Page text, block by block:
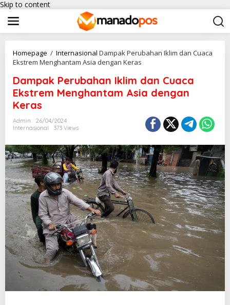
Skip to content
Homepage / Internasional Dampak Perubahan Iklim dan Cuaca
Ekstrem Menghantam Asia dengan Keras
Dampak Perubahan Iklim dan Cuaca
Ekstrem Menghantam Asia dengan
Keras
Admin
26/04/2024
Internasional
373 Views